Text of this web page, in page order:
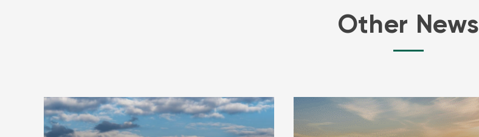
Other News